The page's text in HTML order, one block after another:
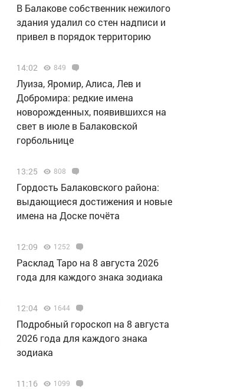
В Балакове собственник нежилого
здания удалил со стен надписи и
привел в порядок территорию
14:02 849
Луиза, Яромир, Алиса, Лев и
Добромира: редкие имена
новорожденных, появившихся на
свет в июле в Балаковской
горбольнице
13:25 808
Гордость Балаковского района:
выдающиеся достижения и новые
имена на Доске почёта
12:09 1252
Расклад Таро на 8 августа 2026
года для каждого знака зодиака
12:04 1644
Подробный гороскоп на 8 августа
2026 года для каждого знака
зодиака
11:16 1099